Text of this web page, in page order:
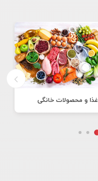
غذا و محصولات خانگی